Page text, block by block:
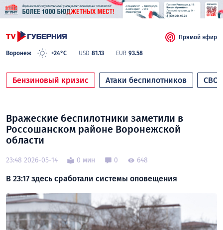
Воронеж +24°C USD 81.13 EUR 93.58
Прямой эфир
Бензиновый кризис Атаки беспилотников СВО
Вражеские беспилотники заметили в
Россошанском районе Воронежской
области
23:48 2026-05-14 0 мин 0 648
В 23:17 здесь сработали системы оповещения